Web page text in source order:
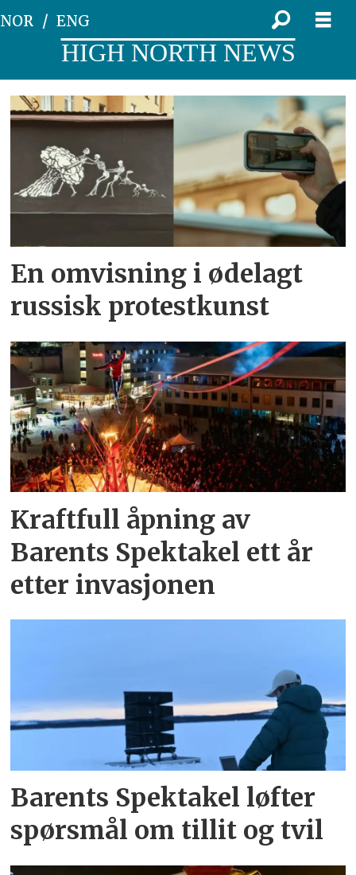
NOR ENG
HIGH NORTH NEWS
Tag:
barents
spektakel
En omvisning i ødelagt
russisk protestkunst
Kraftfull åpning av
Barents Spektakel ett år
etter invasjonen
Barents Spektakel løfter
spørsmål om tillit og tvil